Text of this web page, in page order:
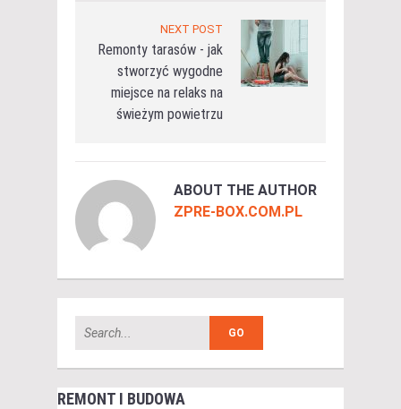
NEXT POST
Remonty tarasów - jak
stworzyć wygodne
miejsce na relaks na
świeżym powietrzu
ABOUT THE AUTHOR
ZPRE-BOX.COM.PL
REMONT I BUDOWA